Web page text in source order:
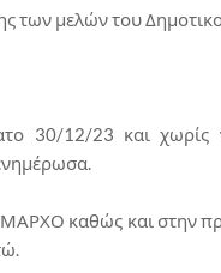
των μελών του
30/12/23 και χωρίς
καθώς και στην